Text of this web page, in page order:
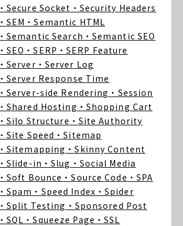
・Secure Socket ・Security Headers
・SEM ・Semantic HTML
・Semantic Search ・Semantic SEO
・SEO ・SERP ・SERP Feature
・Server ・Server Log
・Server Response Time
・Server-side Rendering ・Session
・Shared Hosting ・Shopping Cart
・Silo Structure ・Site Authority
・Site Speed ・Sitemap
・Sitemapping ・Skinny Content
・Slide-in ・Slug ・Social Media
・Soft Bounce ・Source Code ・SPA
・Spam ・Speed Index ・Spider
・Split Testing ・Sponsored Post
・SQL ・Squeeze Page ・SSL